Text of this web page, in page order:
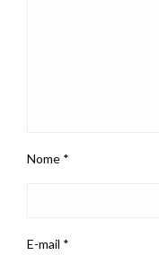
Nome *
E-mail *